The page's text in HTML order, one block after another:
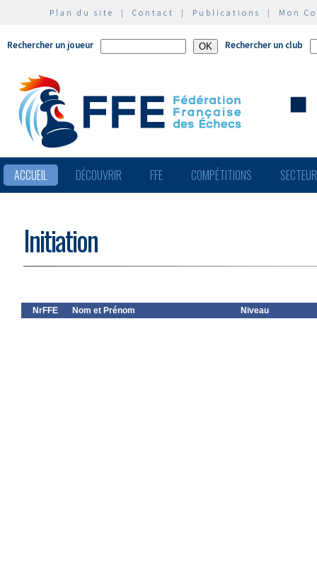
Plan du site | Contact | Publications | Mon
Rechercher un joueur Rechercher un club
ACCUEIL DÉCOUVRIR FFE COMPÉTITIONS
Initiation
NrFFE Nom et Prénom Niveau